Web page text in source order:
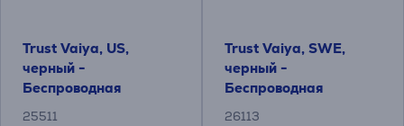
Trust Vaiya, US,
черный -
Беспроводная
клавиатура
25511
Trust Vaiya, SWE,
черный -
Беспроводная
клавиатура
26113